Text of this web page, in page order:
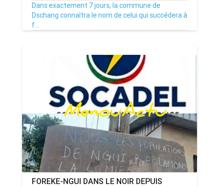
Dans exactement 7 jours, la commune de
Dschang connaîtra le nom de celui qui succédera à
f...
FOREKE-NGUI DANS LE NOIR DEPUIS